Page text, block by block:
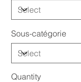
Sous-catégorie
Quantity